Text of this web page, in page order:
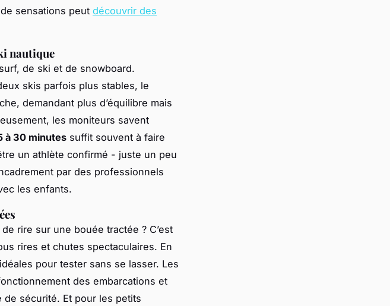
sensations peut découvrir des
nautique
de ski et de snowboard.
skis parfois plus stables, le
demandant plus d’équilibre mais
les moniteurs savent
à 30 minutes suffit souvent à faire
un athlète confirmé - juste un peu
par des professionnels
les enfants.
rire sur une bouée tractée ? C’est
rires et chutes spectaculaires. En
pour tester sans se lasser. Les
des embarcations et
sécurité. Et pour les petits